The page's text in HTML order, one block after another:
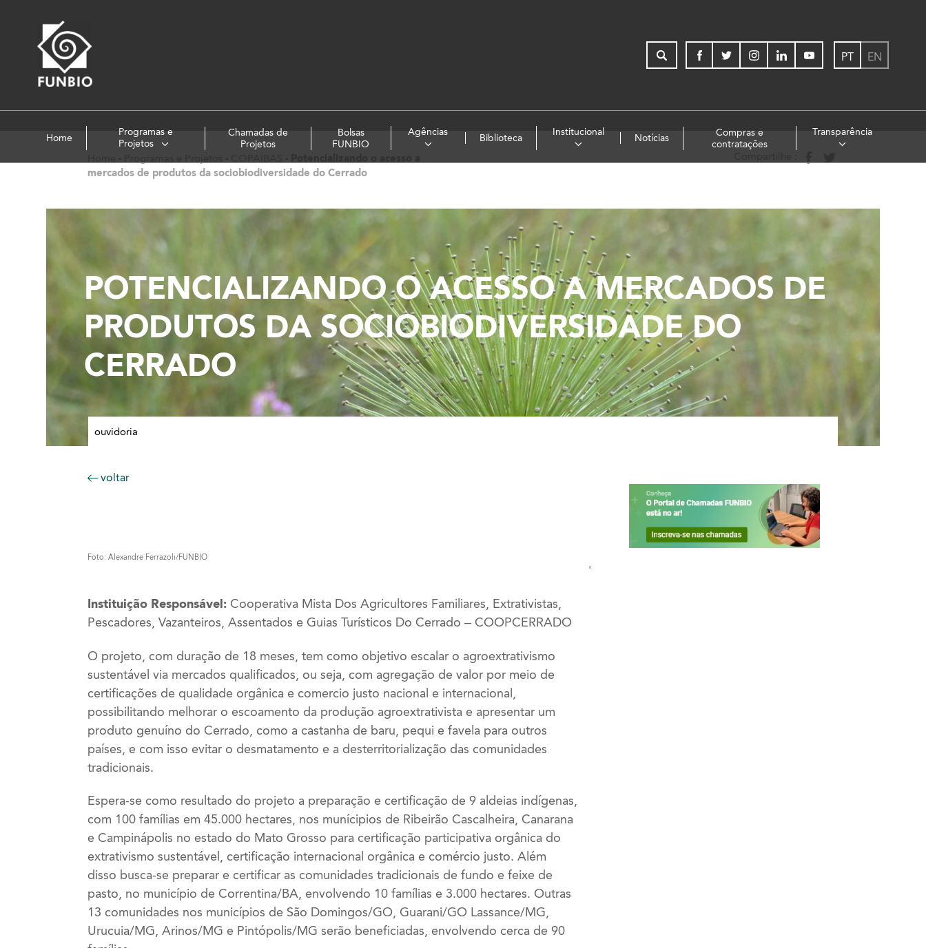
PT EN
Home
Programas e
Projetos
Chamadas de
Projetos
Bolsas
FUNBIO
Agências
Biblioteca
Institucional
Notícias
Compras e
contratações
Transparência
mercados de produtos da sociobiodiversidade do Cerrado
POTENCIALIZANDO O ACESSO A MERCADOS DE
PRODUTOS DA SOCIOBIODIVERSIDADE DO
CERRADO
ouvidoria
voltar
Foto: Alexandre Ferrazoli/FUNBIO
Instituição Responsável: Cooperativa Mista Dos Agricultores Familiares, Extrativistas,
Pescadores, Vazanteiros, Assentados e Guias Turísticos Do Cerrado – COOPCERRADO
O projeto, com duração de 18 meses, tem como objetivo escalar o agroextrativismo
sustentável via mercados qualificados, ou seja, com agregação de valor por meio de
certificações de qualidade orgânica e comercio justo nacional e internacional,
possibilitando melhorar o escoamento da produção agroextrativista e apresentar um
produto genuíno do Cerrado, como a castanha de baru, pequi e favela para outros
países, e com isso evitar o desmatamento e a desterritorialização das comunidades
tradicionais.
Espera-se como resultado do projeto a preparação e certificação de 9 aldeias indígenas,
com 100 famílias em 45.000 hectares, nos munícipios de Ribeirão Cascalheira, Canarana
e Campinápolis no estado do Mato Grosso para certificação participativa orgânica do
extrativismo sustentável, certificação internacional orgânica e comércio justo. Além
disso busca-se preparar e certificar as comunidades tradicionais de fundo e feixe de
pasto, no município de Correntina/BA, envolvendo 10 famílias e 3.000 hectares. Outras
13 comunidades nos municípios de São Domingos/GO, Guarani/GO Lassance/MG,
Urucuia/MG, Arinos/MG e Pintópolis/MG serão beneficiadas, envolvendo cerca de 90
'